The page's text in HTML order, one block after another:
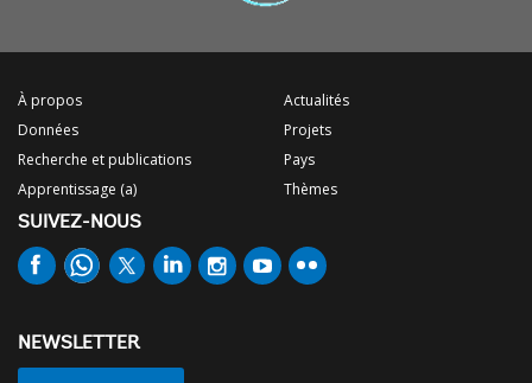
À propos
Données
Recherche et publications
Apprentissage (a)
Actualités
Projets
Pays
Thèmes
SUIVEZ-NOUS
NEWSLETTER